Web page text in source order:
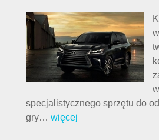
specjalistycznego sprzętu do
gry… więcej